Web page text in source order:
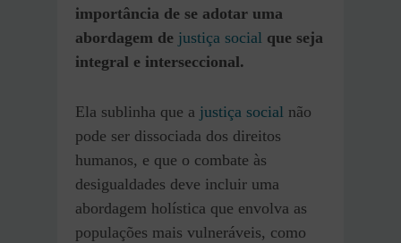
importância de se adotar uma
abordagem de justiça social que seja
integral e interseccional.
Ela sublinha que a justiça social não
pode ser dissociada dos direitos
humanos, e que o combate às
desigualdades deve incluir uma
abordagem holística que envolva as
populações mais vulneráveis, como